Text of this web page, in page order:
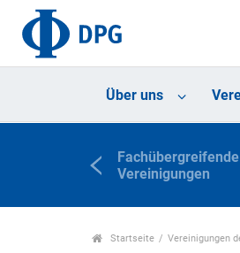
Über uns
Fachübergreifende
Vereinigungen
Startseite Vereinigungen